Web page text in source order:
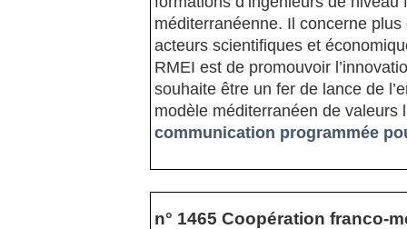
méditerranéenne. Il concerne
acteurs scientifiques et
RMEI est de promouvoir
souhaite être un fer de lance de
modèle méditerranéen de
communication programmée
n° 1465 Coopération franco-